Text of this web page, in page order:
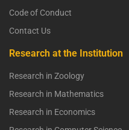
Code of Conduct
Contact Us
Research at the Institution
Research in Zoology
Research in Mathematics
Research in Economics